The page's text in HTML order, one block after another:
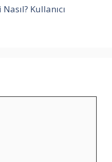
Kullanıcı